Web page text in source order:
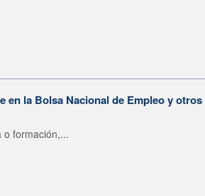
en la Bolsa Nacional de Empleo y otros
o formación,...